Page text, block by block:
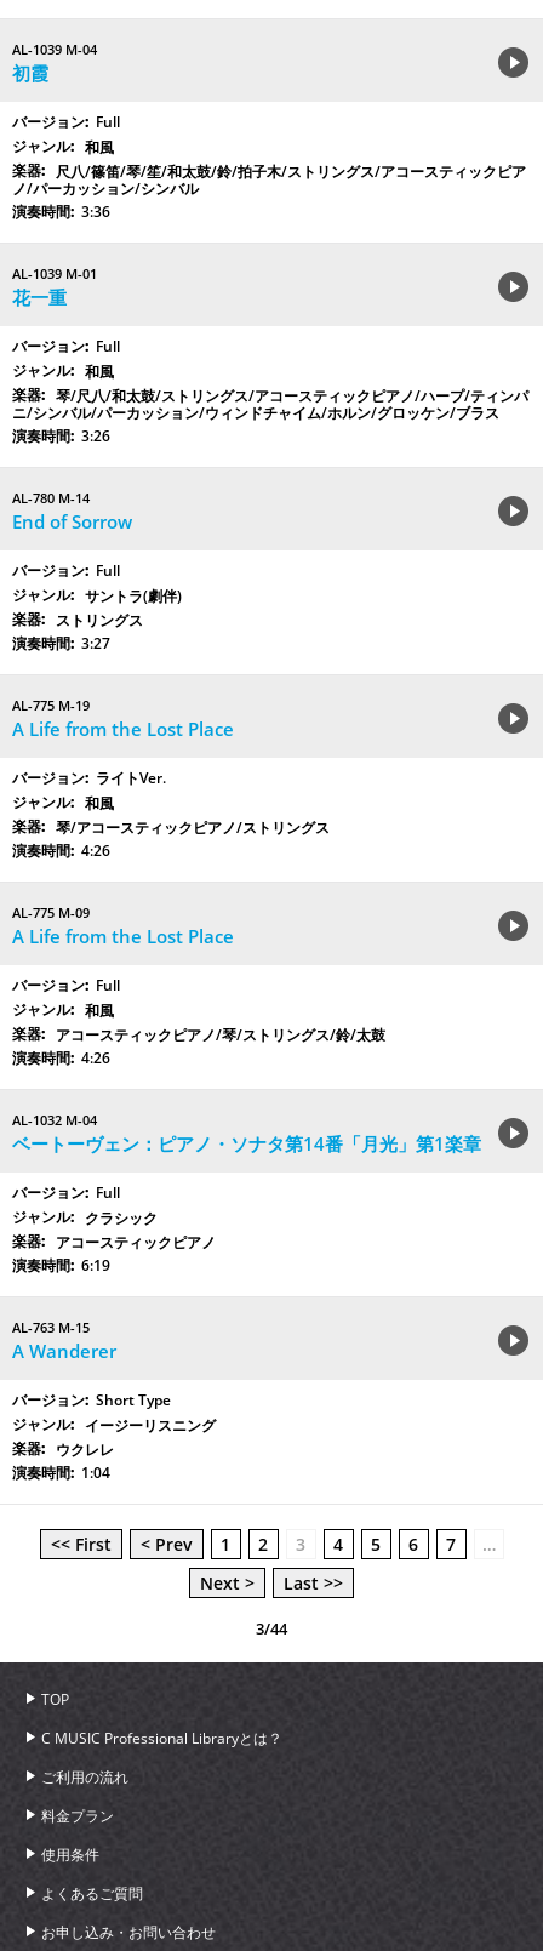
AL-1039 M-04
初霞
Full
和風
尺八/篠笛/琴/笙/和太鼓/鈴/拍子木/ストリングス/アコースティックピア
ノ/パーカッション/シンバル
3:36
AL-1039 M-01
花一重
Full
和風
琴/尺八/和太鼓/ストリングス/アコースティックピアノ/ハープ/ティンパ
ニ/シンバル/パーカッション/ウィンドチャイム/ホルン/グロッケン/ブラス
3:26
AL-780 M-14
End of Sorrow
Full
サントラ(劇伴)
ストリングス
3:27
AL-775 M-19
A Life from the Lost Place
ライトVer.
和風
琴/アコースティックピアノ/ストリングス
4:26
AL-775 M-09
A Life from the Lost Place
Full
和風
アコースティックピアノ/琴/ストリングス/鈴/太鼓
4:26
AL-1032 M-04
ベートーヴェン：ピアノ・ソナタ第14番「月光」第1楽章
Full
クラシック
アコースティックピアノ
6:19
AL-763 M-15
A Wanderer
Short Type
イージーリスニング
ウクレレ
1:04
<< First < Prev 1 2 3 4 5 6 7
…
Next >
Last >>
3/44
TOP
C MUSIC Professional Libraryとは？
ご利用の流れ
料金プラン
使用条件
よくあるご質問
お申し込み・お問い合わせ